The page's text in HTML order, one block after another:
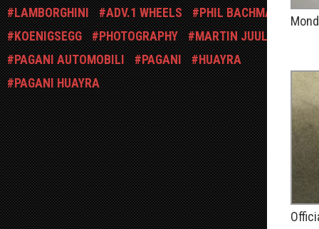
LAMBORGHINI
ADV.1 WHEELS
PHIL BACHMAN
KOENIGSEGG
PHOTOGRAPHY
MARTIN JUUL
PAGANI AUTOMOBILI
PAGANI
HUAYRA
PAGANI HUAYRA